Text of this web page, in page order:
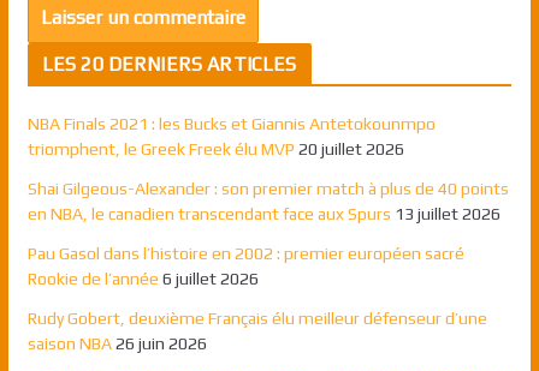
LES 20 DERNIERS ARTICLES
NBA Finals 2021 : les Bucks et Giannis Antetokounmpo
triomphent, le Greek Freek élu MVP 20 juillet 2026
Shai Gilgeous-Alexander : son premier match à plus de 40 points
en NBA, le canadien transcendant face aux Spurs 13 juillet 2026
Pau Gasol dans l’histoire en 2002 : premier européen sacré
Rookie de l’année 6 juillet 2026
Rudy Gobert, deuxième Français élu meilleur défenseur d’une
saison NBA 26 juin 2026